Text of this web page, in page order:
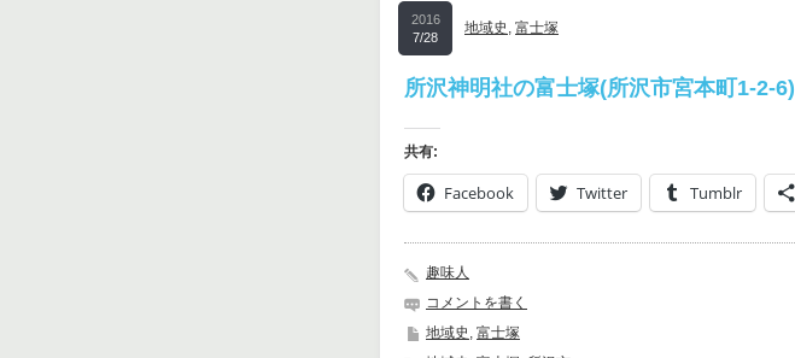
2016
7/28
地域史 , 富士塚
所沢神明社の富士塚(所沢市宮本町1-2-6)
共有:
Facebook Twitter Tumblr
趣味人
コメントを書く
地域史 , 富士塚